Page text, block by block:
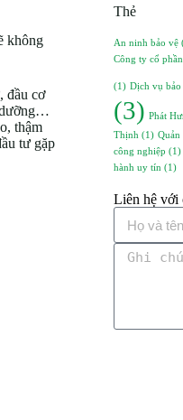
không
đầu cơ
dưỡng…
thậm
tư gặp
Thẻ
An ninh bảo vệ
Công ty cổ
(1) Dịch vụ bảo
(3) Phát
Thịnh (1) Quản
công nghiệp (1)
hành uy tín (1)
Liên hệ với